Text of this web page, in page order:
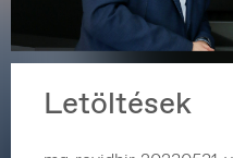
Letöltések